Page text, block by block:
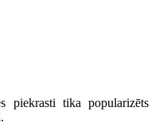
piekrasti tika popularizēts